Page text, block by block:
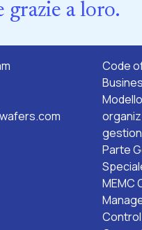
grazie a loro.
Code
Parte
MEMC